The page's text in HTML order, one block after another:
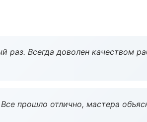
Всегда доволен качеством
прошло отлично, мастера